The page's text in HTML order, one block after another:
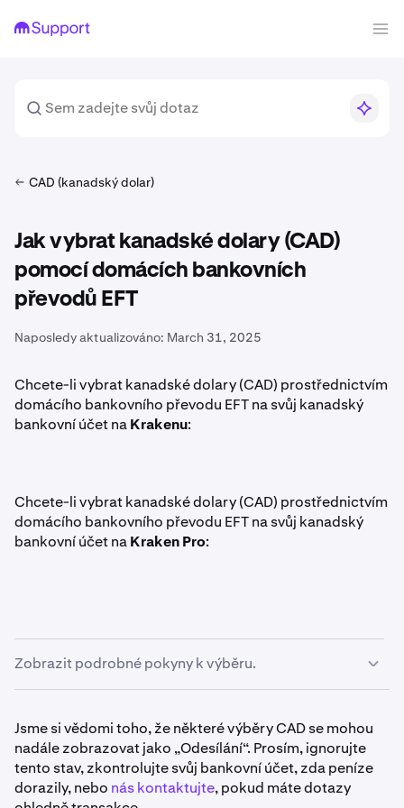
CAD (kanadský dolar)
Jak vybrat kanadské dolary (CAD)
pomocí domácích bankovních
převodů EFT
Naposledy aktualizováno: March 31, 2025
Chcete-li vybrat kanadské dolary (CAD) prostřednictvím
domácího bankovního převodu EFT na svůj kanadský
bankovní účet naKrakenu:
Chcete-li vybrat kanadské dolary (CAD) prostřednictvím
domácího bankovního převodu EFT na svůj kanadský
bankovní účet naKraken Pro:
Zobrazit podrobné pokyny k výběru.
Zkontrolujte, zda váš účet splňuje požadavky.
2 Přejděte na stránku Domůa klikněte na tlačítko
Vybrat.
Jsme si vědomi toho, že některé výběry CAD se mohou
nadále zobrazovat jako „Odesílání“. Prosím, ignorujte
tento stav, zkontrolujte svůj bankovní účet, zda peníze
dorazily, nebo nás kontaktujte, pokud máte dotazy